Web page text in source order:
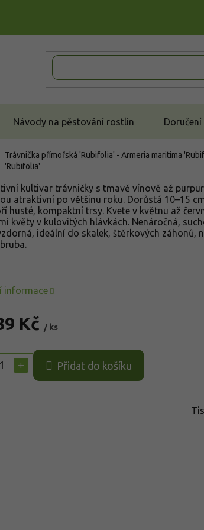
Návody na pěstování rostlin
Trávnička přímořská 'Rubifolia' - Armeria maritima
'Rubifolia'
Kč / ks
+ Přidat do košíku
kultivar trávničky s tmavě vínově až
atraktivní po většinu roku. Dorůstá 10–15
husté, kompaktní trsy. Kvete v květnu až
květy v kulovitých hlávkách. Nenáročná,
ideální do skalek, štěrkových záhonů,
informace